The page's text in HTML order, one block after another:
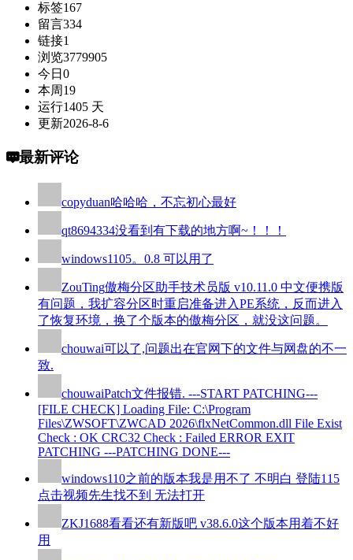
标签167
留言334
链接1
浏览3779905
今日 0
本周19
运行1405 天
更新2026-8-6
最新评论
copyduan哈哈哈，不忘初心最好
qt8694334没看到有下载的地方啊~！！！
windows1105。0.8 可以用了
ZouTing傲梅分区助手技术员版 v10.11.0 中文便携版
有问题，我扩容分区时重启准备进入PE系统，反而进入
了恢复环境，换了个版本的傲梅分区，就没这问题。
chouwai可以了,问题出在官网下的文件与网盘的不一
致.
chouwaiPatch文件报错. ---START PATCHING---
[FILE CHECK] Loading File: C:\Program
Files\ZWSOFT\ZWCAD 2026\flxNetCommon.dll File Exist
Check : OK CRC32 Check : Failed ERROR EXIT
PATCHING ---PATCHING DONE---
windows110之前的版本我是用不了 不明白 登陆115
点击视频先生找不到 无法打开
ZKJ1688看看还有新版吧 v38.6.0这个版本用着不好
用